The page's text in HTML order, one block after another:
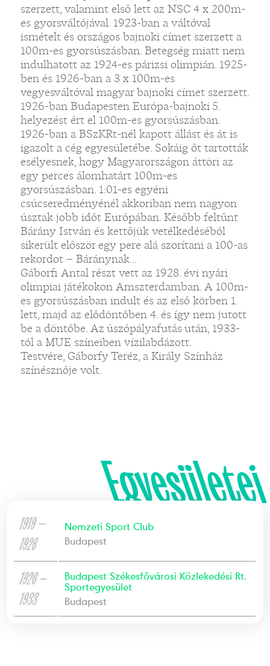
szerzett, valamint első lett az NSC 4 x 200m-
es gyorsváltójával. 1923-ban a váltóval
ismételt és országos bajnoki címet szerzett a
100m-es gyorsúszásban. Betegség miatt nem
indulhatott az 1924-es párizsi olimpián. 1925-
ben és 1926-ban a 3 x 100m-es
vegyesváltóval magyar bajnoki címet szerzett.
1926-ban Budapesten Európa-bajnoki 5.
helyezést ért el 100m-es gyorsúszásban.
1926-ban a BSzKRt-nél kapott állást és át is
igazolt a cég egyesületébe. Sokáig őt tartották
esélyesnek, hogy Magyarországon áttöri az
egy perces álomhatárt 100m-es
gyorsúszásban. 1:01-es egyéni
csúcseredményénél akkoriban nem nagyon
úsztak jobb időt Európában. Később feltűnt
Bárány István és kettőjük vetélkedéséből
sikerült először egy pere alá szorítani a 100-as
rekordot – Báránynak...
Gáborfi Antal részt vett az 1928. évi nyári
olimpiai játékokon Amszterdamban. A 100m-
es gyorsúszásban indult és az első körben 1.
lett, majd az elődöntőben 4. és így nem jutott
be a döntőbe. Az úszópályafutás után, 1933-
tól a MUE színeiben vízilabdázott.
Testvére, Gáborfy Teréz, a Király Színház
színésznője volt.
Egyesületei
1919 —
1926
Nemzeti Sport Club
Budapest
1926 —
1933
Budapest Székesfővárosi Közlekedési Rt.
Sportegyesület
Budapest